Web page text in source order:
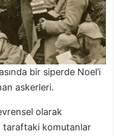
bir siperde Noel’i
askerleri.
olarak
taraftaki komutanlar